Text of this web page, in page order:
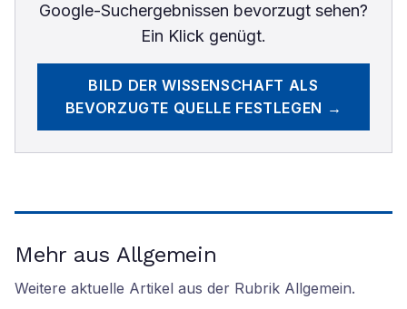
Google-Suchergebnissen bevorzugt sehen?
Ein Klick genügt.
BILD DER WISSENSCHAFT ALS
BEVORZUGTE QUELLE FESTLEGEN →
Mehr aus Allgemein
Weitere aktuelle Artikel aus der Rubrik Allgemein.